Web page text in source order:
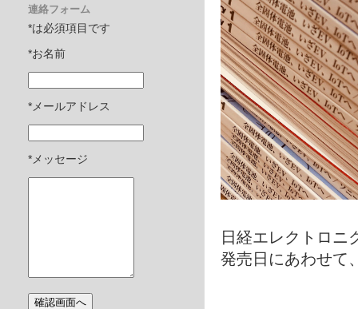
日経エレクトロ
発売日にあわせて
連絡フォーム
*は必須項目です
*お名前
*メールアドレス
*メッセージ